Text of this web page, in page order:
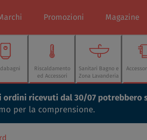
Promozioni Magazine
Riscaldamento
ed Accessori
Sanitari Bagno e
Zona Lavanderia
ordini ricevuti dal 30/07 potrebbero
per la comprensione.